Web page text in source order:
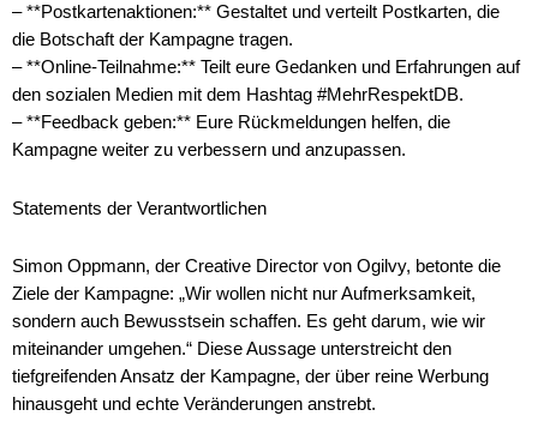
– **Postkartenaktionen:** Gestaltet und verteilt Postkarten, die
die Botschaft der Kampagne tragen.
– **Online-Teilnahme:** Teilt eure Gedanken und Erfahrungen auf
den sozialen Medien mit dem Hashtag #MehrRespektDB.
– **Feedback geben:** Eure Rückmeldungen helfen, die
Kampagne weiter zu verbessern und anzupassen.
Statements der Verantwortlichen
Simon Oppmann, der Creative Director von Ogilvy, betonte die
Ziele der Kampagne: „Wir wollen nicht nur Aufmerksamkeit,
sondern auch Bewusstsein schaffen. Es geht darum, wie wir
miteinander umgehen.“ Diese Aussage unterstreicht den
tiefgreifenden Ansatz der Kampagne, der über reine Werbung
hinausgeht und echte Veränderungen anstrebt.